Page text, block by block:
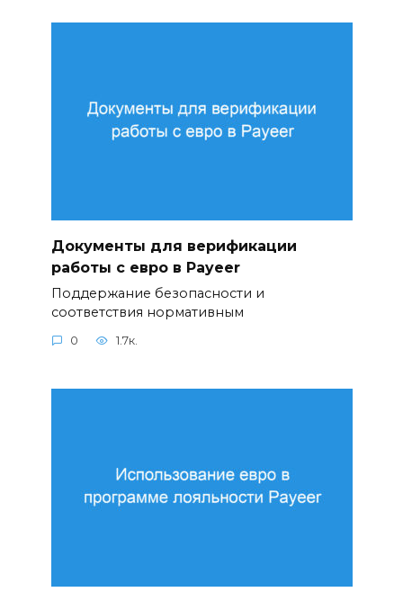
Документы для верификации
работы с евро в Payeer
Поддержание безопасности и
соответствия нормативным
0 1.7к.